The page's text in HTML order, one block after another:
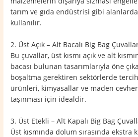
tarım ve gıda endüstrisi gibi
kullanılır.
2. Üst Açık – Alt Bacalı Big Bag
Bu çuvallar, üst kısmı açık ve alt
bacası bulunan tasarımlarıyla öne
boşaltma gerektiren sektörlerde
ürünleri, kimyasallar ve maden
taşınması için idealdir.
3. Üst Etekli – Alt Kapalı Big Bag
Üst kısmında dolum sırasında